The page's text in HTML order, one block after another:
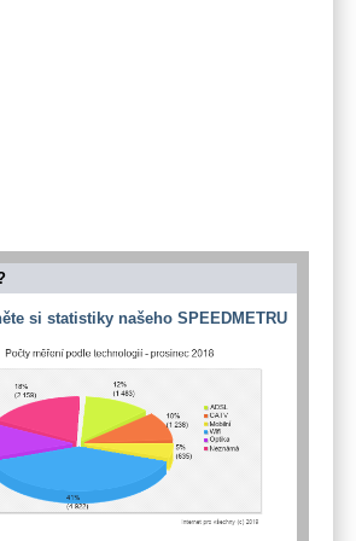
si statistiky našeho SPEEDMETRU